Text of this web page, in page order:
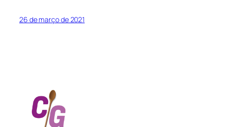
26 de março de 2021